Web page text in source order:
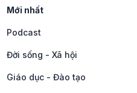
Mới nhất
Podcast
Đời sống - Xã hội
Giáo dục - Đào tạo